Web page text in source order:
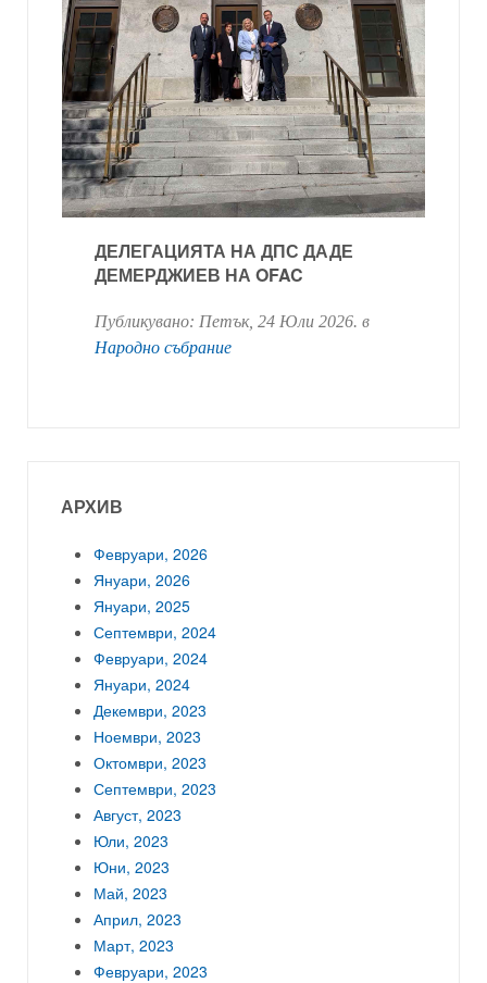
ДЕЛЕГАЦИЯТА НА ДПС ДАДЕ
ДЕМЕРДЖИЕВ НА OFAC
Публикувано: Петък, 24 Юли 2026. в
Народно събрание
АРХИВ
Февруари, 2026
Януари, 2026
Януари, 2025
Септември, 2024
Февруари, 2024
Януари, 2024
Декември, 2023
Ноември, 2023
Октомври, 2023
Септември, 2023
Август, 2023
Юли, 2023
Юни, 2023
Май, 2023
Април, 2023
Март, 2023
Февруари, 2023